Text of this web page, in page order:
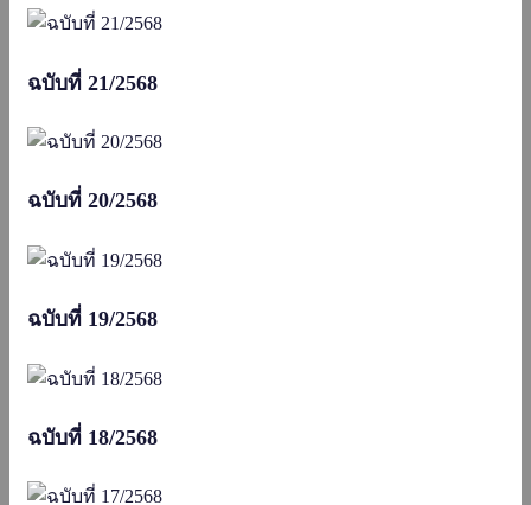
ฉบับที่ 21/2568
ฉบับที่ 20/2568
ฉบับที่ 19/2568
ฉบับที่ 18/2568